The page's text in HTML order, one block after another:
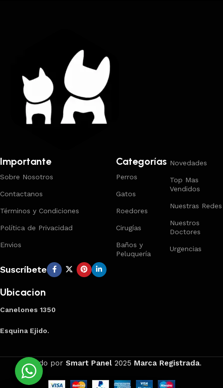
Importante
Sobre Nosotros
Contactanos
Términos y Condiciones
Política de Privacidad
Envios
Categorías
Perros
Gatos
Roedores
Cirugías
Baños y
Peluquería
Novedades
Top Mas
Vendidos
Nuestras Redes
Nuestros
Doctores
Urgencias
Suscríbete
Ubicacion
Canelones 1350
Esquina Ejido.
Creado por Smart Panel 2025 Marca Registrada.